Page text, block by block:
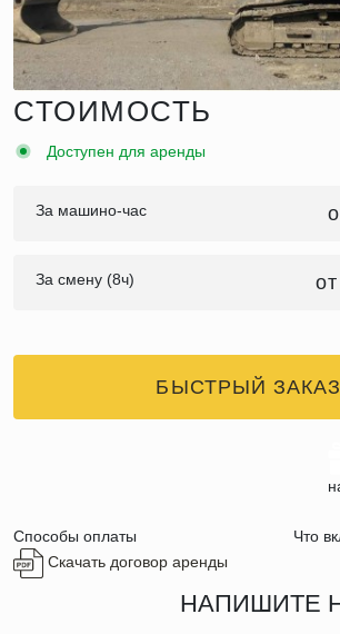
СТОИМОСТЬ
Доступен для аренды
За машино-час
За смену (8ч)
БЫСТРЫЙ ЗАКАЗ
Способы оплаты
Что
Скачать договор аренды
НАПИШИТЕ